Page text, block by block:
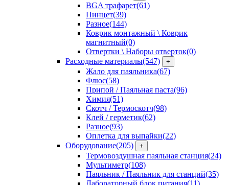
BGA трафарет(61)
Пинцет(39)
Разное(144)
Коврик монтажный \ Коврик
магнитный(0)
Отвертки \ Наборы отверток(0)
Расходные материалы(547) +
Жало для паяльника(67)
Флюс(58)
Припой / Паяльная паста(96)
Химия(51)
Скотч / Термоскотч(98)
Клей / герметик(62)
Разное(93)
Оплетка для выпайки(22)
Оборудование(205) +
Термовоздушная паяльная станция(24)
Мультиметр(108)
Паяльник / Паяльник для станций(35)
Лабораторный блок питания(11)